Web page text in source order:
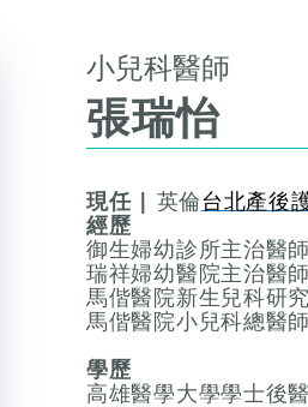
小兒科醫師
張瑞怡
現任 | 英倫台北產後
經歷
御生婦幼診所主治醫師
瑞祥婦幼醫院主治醫師
馬偕醫院新生兒科研
馬偕醫院小兒科總醫師
學歷
高雄醫學大學學士後